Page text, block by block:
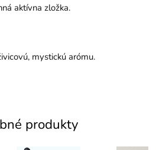
aktívna zložka.
mystickú arómu.
produkty